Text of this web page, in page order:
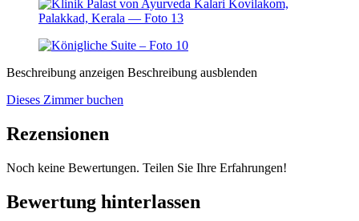
Beschreibung anzeigen Beschreibung ausblenden
Dieses Zimmer buchen
Rezensionen
Noch keine Bewertungen. Teilen Sie Ihre Erfahrungen!
Bewertung hinterlassen